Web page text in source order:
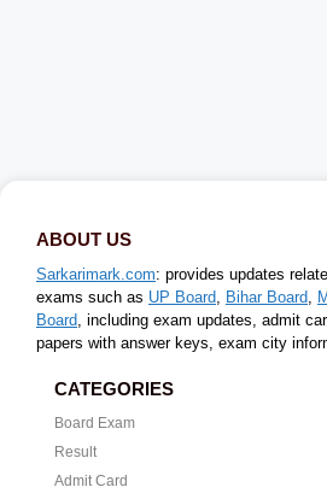
ABOUT US
Sarkarimark.com: provides updates
exams such as UP Board Bihar Board
Board , including exam updates, admit
papers with answer keys, exam city
CATEGORIES
Board Exam
Result
Admit Card